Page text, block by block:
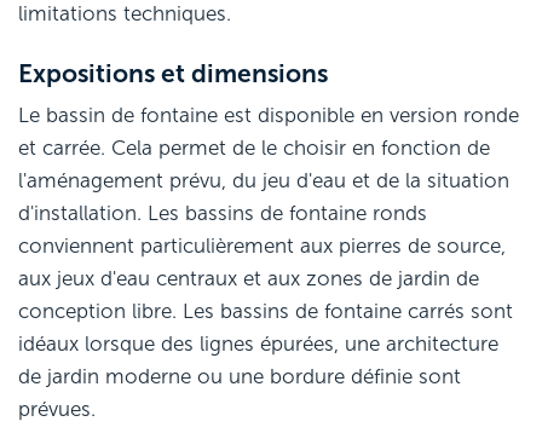
limitations techniques.
Expositions et dimensions
Le bassin de fontaine est disponible en version ronde
et carrée. Cela permet de le choisir en fonction de
l'aménagement prévu, du jeu d'eau et de la situation
d'installation. Les bassins de fontaine ronds
conviennent particulièrement aux pierres de source,
aux jeux d'eau centraux et aux zones de jardin de
conception libre. Les bassins de fontaine carrés sont
idéaux lorsque des lignes épurées, une architecture
de jardin moderne ou une bordure définie sont
prévues.